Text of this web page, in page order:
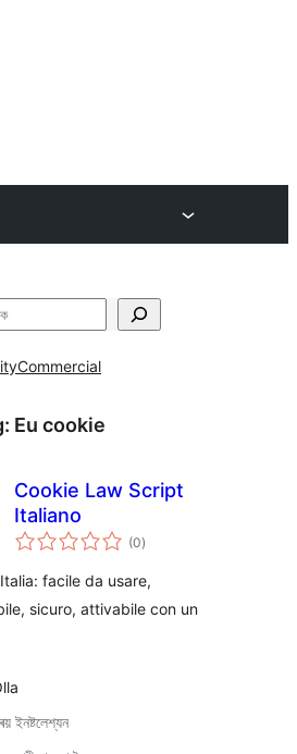
Commercial
Eu cookie
Cookie Law Script
Italiano
(0টা
মুঠ)
facile da usare,
sicuro, attivabile con un
ইনষ্টলেশ্যন